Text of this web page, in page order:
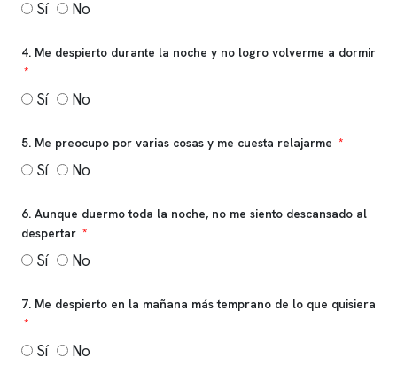
Sí No
4. Me despierto durante la noche y no logro volverme a dormir
Sí No
5. Me preocupo por varias cosas y me cuesta relajarme
Sí No
6. Aunque duermo toda la noche, no me siento descansado al
despertar
Sí No
7. Me despierto en la mañana más temprano de lo que quisiera
Sí No